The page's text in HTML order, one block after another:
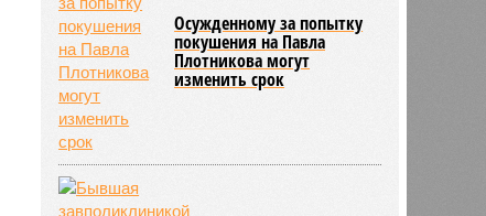
Осужденному за попытку
покушения на Павла
Плотникова могут
изменить срок